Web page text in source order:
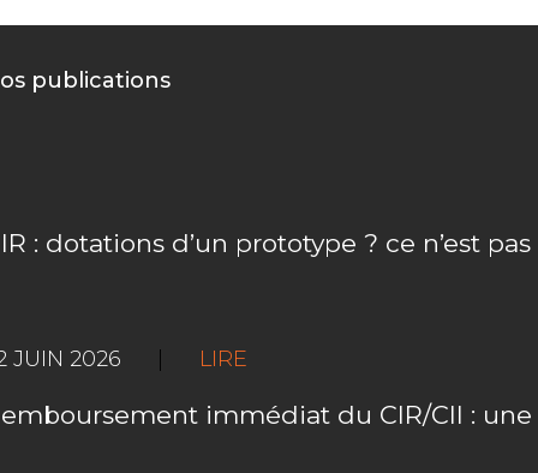
publications
: dotations d’un prototype ? ce n’est
JUIN 2026 LIRE
immédiat du CIR/CII :